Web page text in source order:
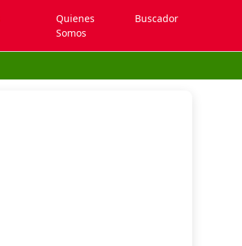
Quienes
Somos
Buscador